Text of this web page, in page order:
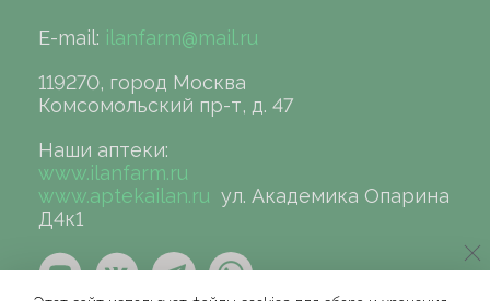
E-mail: ilanfarm@mail.ru
119270, город Москва
Комсомольский пр-т, д. 47
Наши аптеки:
www.ilanfarm.ru
www.aptekailan.ru ул. Академика Опарина
Д4к1